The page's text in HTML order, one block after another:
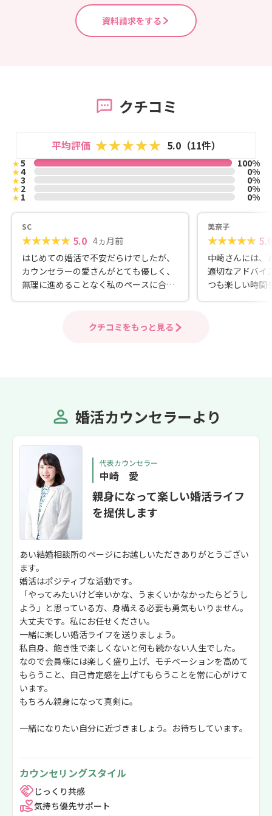
資料請求をする
クチコミ
平均評価 5.0（11件）
★5 100%
★4 0%
★3 0%
★2 0%
★1 0%
SC
5.0 4ヵ月前
はじめての婚活で不安だらけでしたが、
カウンセラーの愛さんがとても優しく、
無理に進めることなく私のペースに合わ
せてサポートしてくれました。人見知り
も、プロフィール作成やお見合いのアド
けられる環境だと思います。
美奈子
5.0
中崎さんには、
適切なアドバイ
つも楽しい時間
も早くとても丁
クチコミをもっと見る
婚活カウンセラーより
代表カウンセラー
中崎 愛
親身になって楽しい婚活ライフ
を提供します
あい結婚相談所のページにお越しいただきありがとうござい
ます。
婚活はポジティブな活動です。
「やってみたいけど辛いかな、うまくいかなかったらどうし
よう」と思っている方、身構える必要も勇気もいりません。
大丈夫です。私にお任せください。
一緒に楽しい婚活ライフを送りましょう。
私自身、飽き性で楽しくないと何も続かない人生でした。
なので会員様には楽しく盛り上げ、モチベーションを高めて
もらうこと、自己肯定感を上げてもらうことを常に心がけて
います。
もちろん親身になって真剣に。
一緒になりたい自分に近づきましょう。お待ちしています。
カウンセリングスタイル
じっくり共感
気持ち優先サポート